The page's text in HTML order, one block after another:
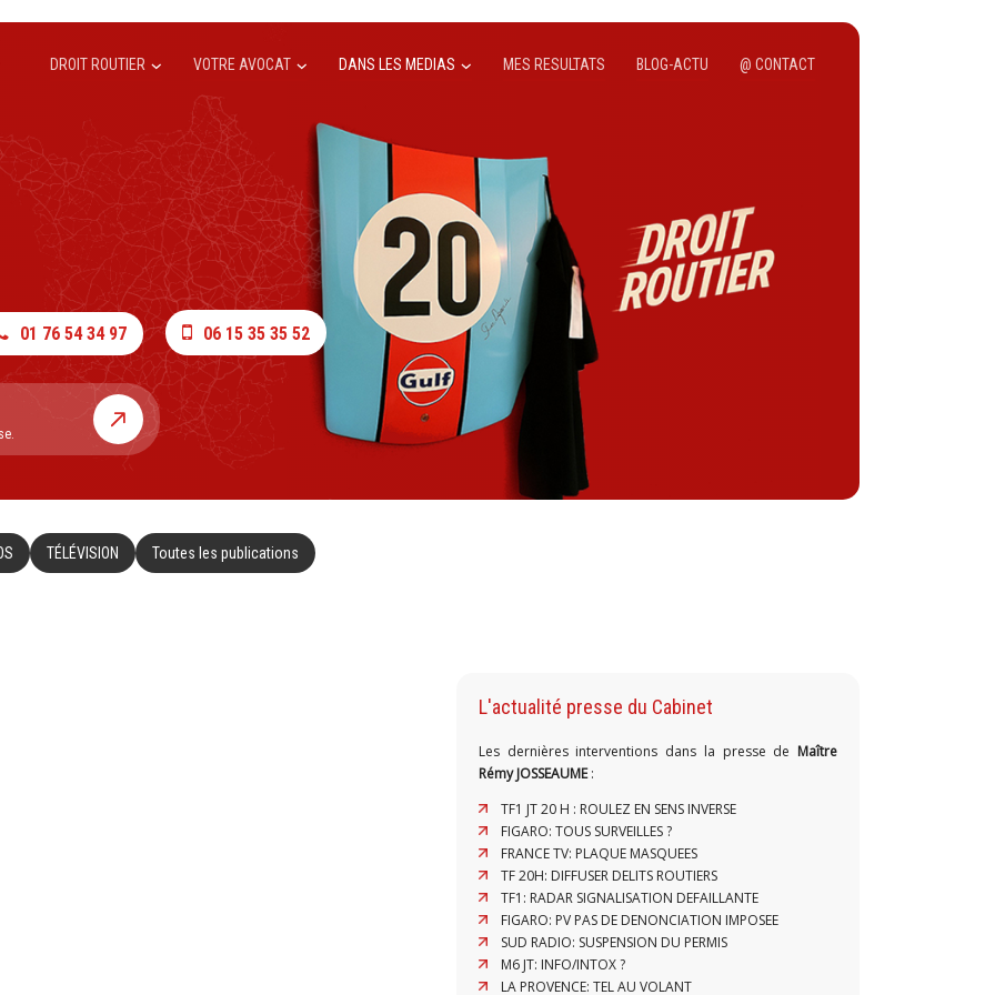
DROIT ROUTIER VOTRE AVOCAT DANS LES MEDIAS MES RESULTATS BLOG-ACTU @ CONTACT
01 76 54 34 97 06 15 35 35 52
TÉLÉVISION Toutes les publications
L'actualité presse du Cabinet
Les dernières interventions dans la presse de Maître
Rémy JOSSEAUME:
TF1 JT 20 H : ROULEZ EN SENS INVERSE
FIGARO: TOUS SURVEILLES ?
FRANCE TV: PLAQUE MASQUEES
TF 20H: DIFFUSER DELITS ROUTIERS
TF1: RADAR SIGNALISATION DEFAILLANTE
FIGARO: PV PAS DE DENONCIATION IMPOSEE
SUD RADIO: SUSPENSION DU PERMIS
M6 JT: INFO/INTOX ?
LA PROVENCE: TEL AU VOLANT